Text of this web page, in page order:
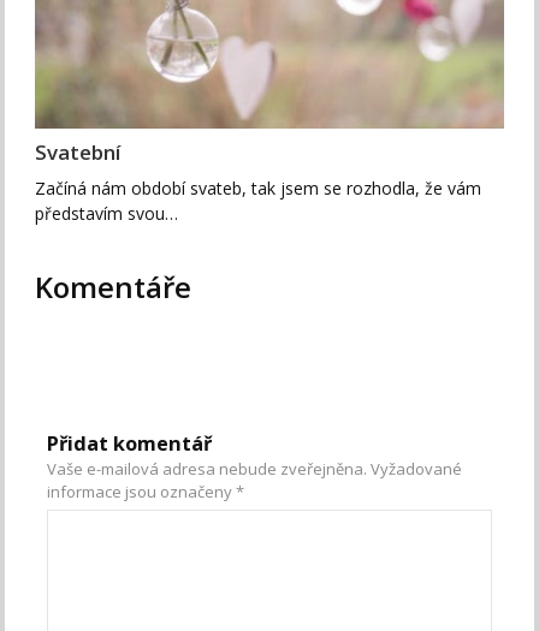
Svatební
Začíná nám období svateb, tak jsem se rozhodla, že vám
představím svou…
Komentáře
Přidat komentář
Vaše e-mailová adresa nebude zveřejněna. Vyžadované
informace jsou označeny*